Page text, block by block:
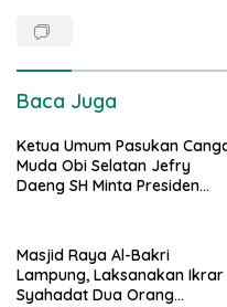
Baca Juga
Ketua Umum Pasukan
Muda Obi Selatan Jefry
Daeng SH Minta Presiden
Berdampak, Cabut Saja”
Masjid Raya Al-Bakri
Lampung, Laksanakan Ikrar
Syahadat Dua Orang